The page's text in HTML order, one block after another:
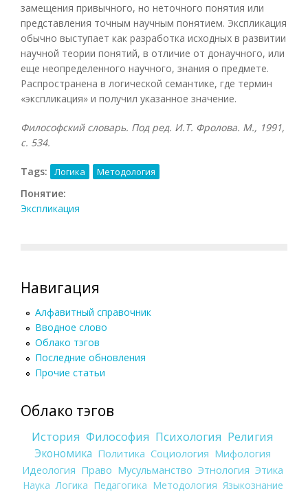
замещения привычного, но неточного понятия или
представления точным научным понятием. Экспликация
обычно выступает как разработка исходных в развитии
научной теории понятий, в отличие от донаучного, или
еще неопределенного научного, знания о предмете.
Распространена в логической семантике, где термин
«экспликация» и получил указанное значение.
Философский словарь. Под ред. И.Т. Фролова. М., 1991,
с. 534.
Tags: Логика Методология
Понятие:
Экспликация
Навигация
Алфавитный справочник
Вводное слово
Облако тэгов
Последние обновления
Прочие статьи
Облако тэгов
История Философия Психология Религия
Экономика Политика Социология Мифология
Идеология Право Мусульманство Этнология Этика
Наука Логика Педагогика Методология Языкознание